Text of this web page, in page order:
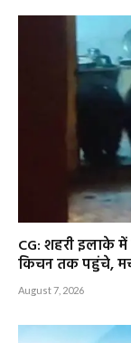
CG: शहरी इलाके
किचन तक पहुंचे,
August 7, 2026